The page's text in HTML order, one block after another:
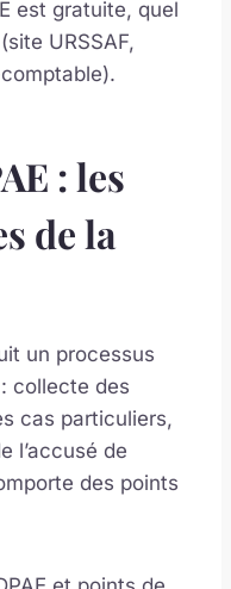
est gratuite, quel
URSSAF,
: les
de la
un processus
collecte des
cas particuliers,
l’accusé de
des points